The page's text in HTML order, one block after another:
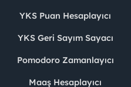
YKS Puan Hesaplayıcı
YKS Geri Sayım Sayacı
Pomodoro Zamanlayıcı
Maaş Hesaplayıcı